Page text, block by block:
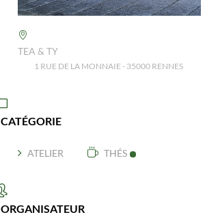
TEA & TY
1 RUE DE LA MONNAIE - 35000 RENNES
CATÉGORIE
ATELIER THÉS
ORGANISATEUR